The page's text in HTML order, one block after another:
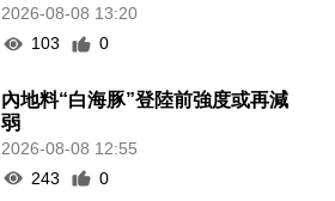
2026-08-08 13:20
103
0
內地料“白海豚”登陸前強度或再減
弱
2026-08-08 12:55
243
0